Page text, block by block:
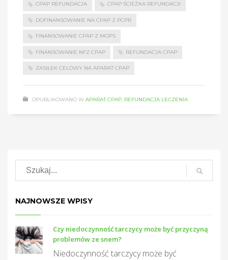
CPAP REFUNDACJA CPAP ŚCIEŻKA REFUNDACJI
DOFINANSOWANIE NA CPAP Z PCPR
FINANSOWANIE CPAP Z MOPS
FINANSOWANIE NFZ CPAP REFUNDACJA CPAP
ZASIŁEK CELOWY NA APARAT CPAP
OPUBLIKOWANO W APARAT CPAP, REFUNDACJA LECZENIA
NAJNOWSZE WPISY
Czy niedoczynność tarczycy może być przyczyną
problemów ze snem?
Niedoczynność tarczycy może być